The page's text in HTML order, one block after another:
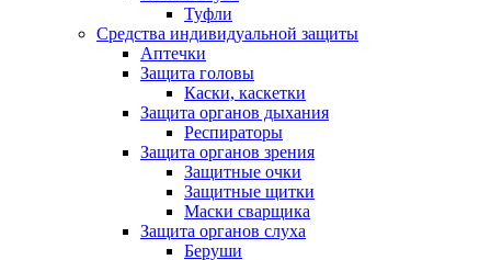
Туфли
Средства индивидуальной защиты
Аптечки
Защита головы
Каски, каскетки
Защита органов дыхания
Респираторы
Защита органов зрения
Защитные очки
Защитные щитки
Маски сварщика
Защита органов слуха
Беруши